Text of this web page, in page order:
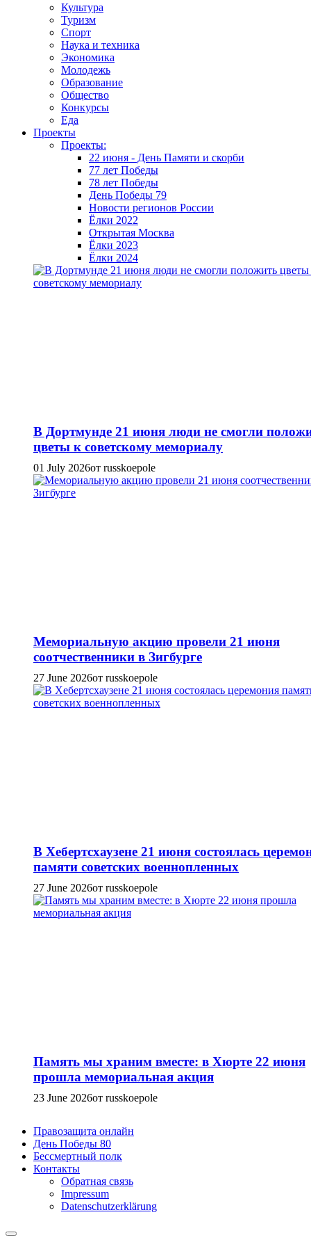
Культура
Туризм
Спорт
Наука и техника
Экономика
Молодежь
Образование
Общество
Конкурсы
Еда
Проекты
Проекты:
22 июня - День Памяти и скорби
77 лет Победы
78 лет Победы
День Победы 79
Новости регионов России
Ёлки 2022
Открытая Москва
Ёлки 2023
Ёлки 2024
В Дортмунде 21 июня люди не смогли
цветы к советскому мемориалу
01 July 2026от russkoepole
Мемориальную акцию провели 21 июня
соотчественники в Зигбурге
27 June 2026от russkoepole
В Хебертсхаузене 21 июня состоялась
памяти советских военнопленных
27 June 2026от russkoepole
Память мы храним вместе: в Хюрте 22 июня
прошла мемориальная акция
23 June 2026от russkoepole
Правозащита онлайн
День Победы 80
Бессмертный полк
Контакты
Обратная связь
Impressum
Datenschutzerklärung